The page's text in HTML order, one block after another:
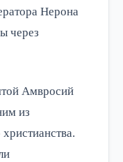
Нерона
через
Амвросий
из